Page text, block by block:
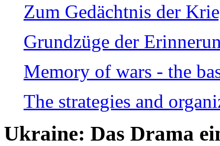
Zum Gedächtnis der
Grundzüge der
Memory of wars - the
The strategies and
Ukraine: Das Drama